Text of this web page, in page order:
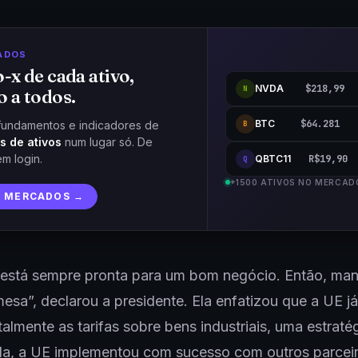
x de cada ativo,
a todos.
e indicadores de
de ativos num lugar só. De
login.
MERCADOS →
N NVDA $218,99
B BTC $64.281
Q QBTC11 R$19,90
+1500 ATIVOS NO
sempre pronta para um bom negócio. Então,
declarou a presidente. Ela enfatizou que a UE
as tarifas sobre bens industriais, uma
a UE implementou com sucesso com outros